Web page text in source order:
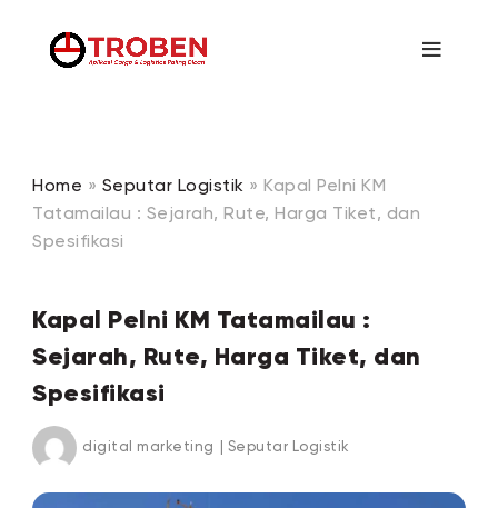
Home » Seputar Logistik »Kapal Pelni KM
Tatamailau : Sejarah, Rute, Harga Tiket, dan
Spesifikasi
Kapal Pelni KM Tatamailau :
Sejarah, Rute, Harga Tiket, dan
Spesifikasi
digital marketing Seputar Logistik